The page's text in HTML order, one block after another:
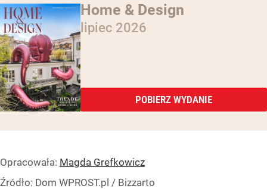
Home & Design
lipiec 2026
POBIERZ WYDANIE
Opracowała: Magda Grefkowicz
Źródło: Dom WPROST.pl / Bizzarto